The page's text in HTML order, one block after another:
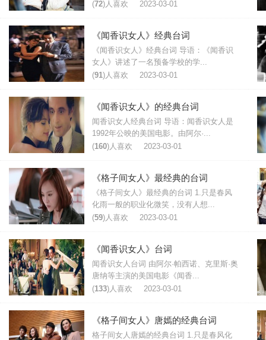
(72)人喜欢 2023-03-01
《闻香识女人》经典台词
《闻香识女人》经典台词 导语：《闻香识
女人》讲述了一名预备学校的学...
(91)人喜欢 2023-03-01
《闻香识女人》的经典台词
闻香识女人经典台词 导语：闻香识女人是
1992年公映的美国电影。由阿尔·...
(160)人喜欢 2023-03-01
《格子间女人》最经典的台词
《格子间女人》最经典的台词 1.只是春风
化雨一般的职业化微笑，没有人想...
(59)人喜欢 2023-03-01
《闻香识女人》台词
闻香识女人台词 由阿尔·帕西诺、克里斯·奥
唐纳等主演的美国电影《闻香...
(133)人喜欢 2023-03-01
《格子间女人》唐嫣的经典台词
格子间女人唐嫣的经典台词 1.只是春风化